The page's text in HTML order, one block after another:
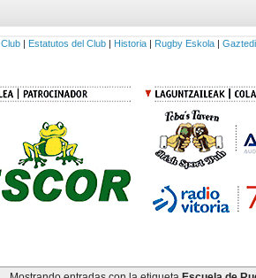
Club | Estatutos del Club | Historia | Rugby Eskola |